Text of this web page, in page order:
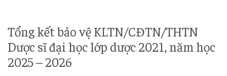
Tổng kết bảo vệ KLTN/CĐTN/THTN
Dược sĩ đại học lớp dược 2021, năm học
2025 – 2026